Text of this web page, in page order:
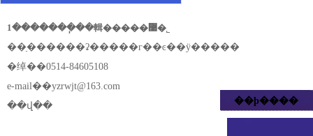
1�������ֽ��輯�����޹�˾
��ַ������ʡ�����г��ͼ��ÿ�����
�绰��0514-84605108
e-mail��yzrwjt@163.com
��վ��
��ϸ����